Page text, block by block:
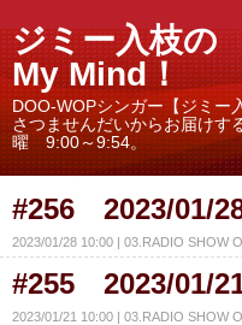
ジミー入枝
My Mind！
DOO-WOPシンガー【ジミー
さつませんだいからお届けす
曜 9:00～9:54。
#256 2023/01/
2023/01/28 10:00 03.RADIO SHOW
#255 2023/01/
2023/01/21 10:00 03.RADIO SHOW